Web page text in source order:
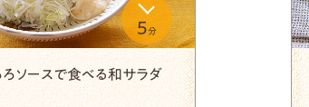
ろソースで食べる和サラダ
5分